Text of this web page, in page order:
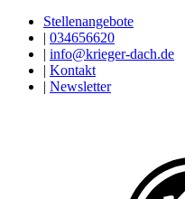
Stellenangebote
| 034656620
| info@krieger-dach.de
| Kontakt
| Newsletter